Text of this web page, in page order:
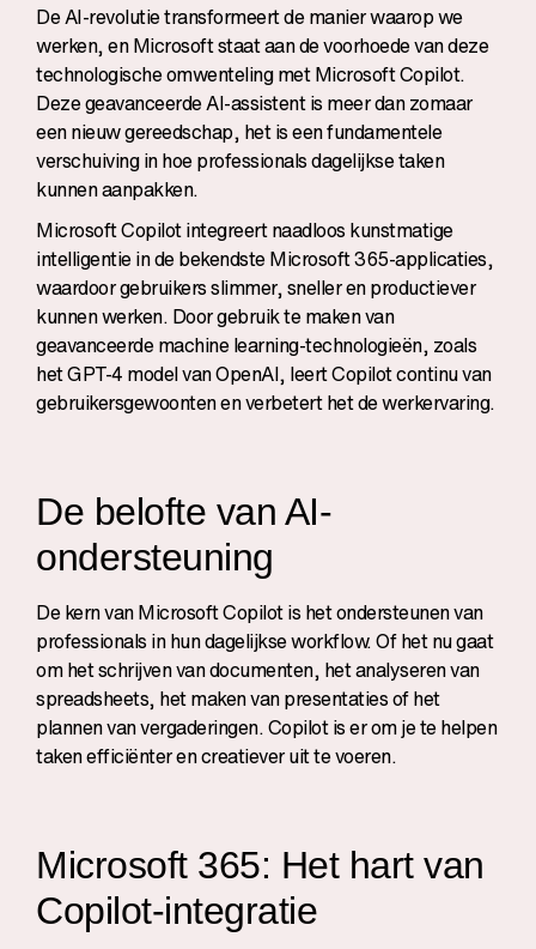
De AI-revolutie transformeert de manier waarop we
werken, en Microsoft staat aan de voorhoede van deze
technologische omwenteling met Microsoft Copilot.
Deze geavanceerde AI-assistent is meer dan zomaar
een nieuw gereedschap, het is een fundamentele
verschuiving in hoe professionals dagelijkse taken
kunnen aanpakken.
Microsoft Copilot integreert naadloos kunstmatige
intelligentie in de bekendste Microsoft 365-applicaties,
waardoor gebruikers slimmer, sneller en productiever
kunnen werken. Door gebruik te maken van
geavanceerde machine learning-technologieën, zoals
het GPT-4 model van OpenAI, leert Copilot continu van
gebruikersgewoonten en verbetert het de werkervaring.
De belofte van AI-
ondersteuning
De kern van Microsoft Copilot is het ondersteunen van
professionals in hun dagelijkse workflow. Of het nu gaat
om het schrijven van documenten, het analyseren van
spreadsheets, het maken van presentaties of het
plannen van vergaderingen. Copilot is er om je te helpen
taken efficiënter en creatiever uit te voeren.
Microsoft 365: Het hart van
Copilot-integratie